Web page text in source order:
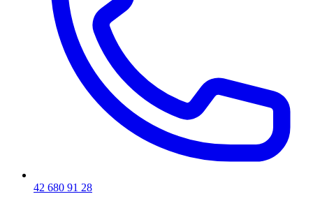
42 680 91 28